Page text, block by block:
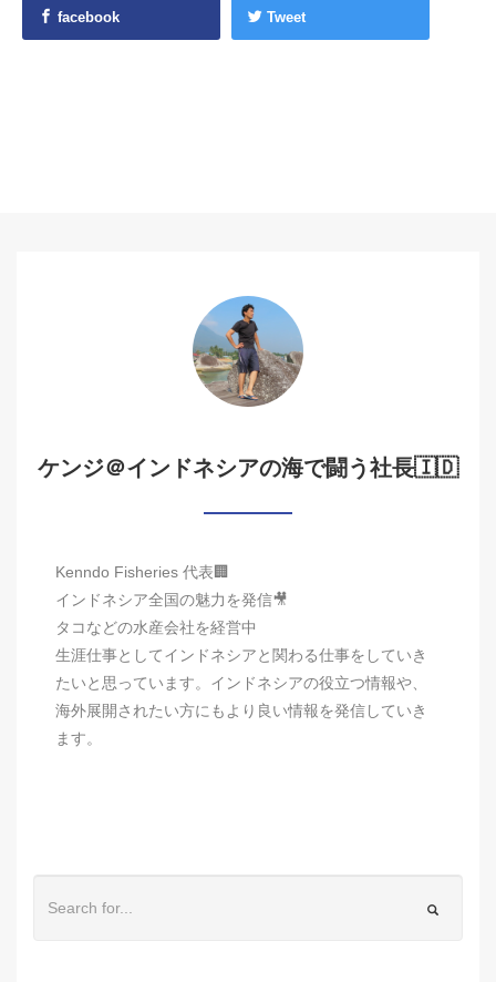
facebook Tweet
ケンジ＠インドネシアの海で闘う社長🇮🇩
Kenndo Fisheries 代表🏢
インドネシア全国の魅力を発信🎥
タコなどの水産会社を経営中
生涯仕事としてインドネシアと関わる仕事をしていき
たいと思っています。インドネシアの役立つ情報や、
海外展開されたい方にもより良い情報を発信していき
ます。